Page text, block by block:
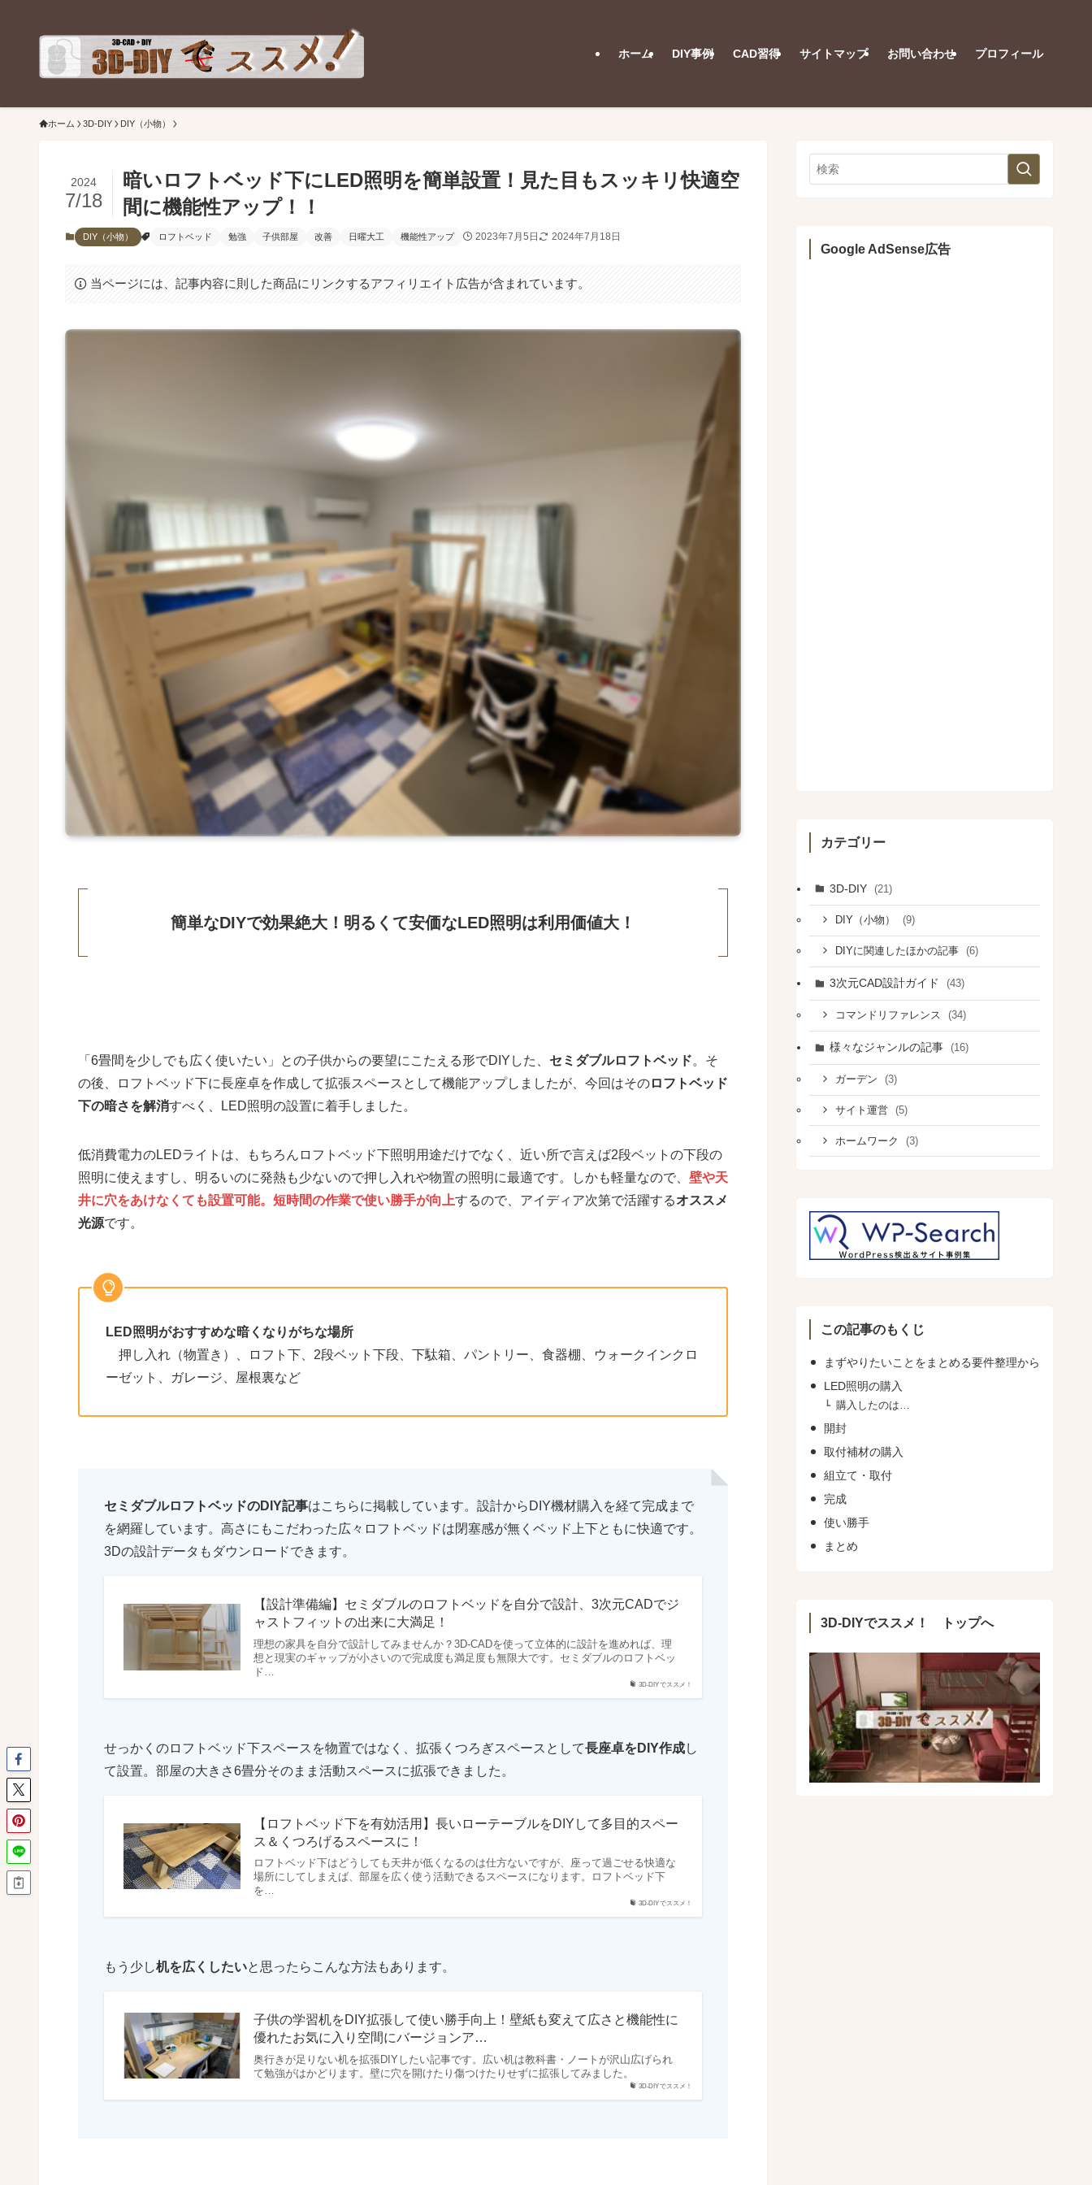
ホーム DIY事例 CAD習得 サイトマップ お問い合わせ プロフィール
ホーム 3D-DIY DIY（小物）
暗いロフトベッド下にLED照明を簡単設置！見た目もスッキリ快適空
間に機能性アップ！！
2024
7/18
DIY（小物） ロフトベッド 勉強 子供部屋 改善 日曜大工 機能性アップ 2023年7月5日 2024年7月18日
当ページには、記事内容に則した商品にリンクするアフィリエイト広告が含まれています。
簡単なDIYで効果絶大！明るくて安価なLED照明は利用価値大！
「6畳間を少しでも広く使いたい」との子供からの要望にこたえる形でDIYした、 セミダブルロフトベッド。そ
の後、ロフトベッド下に長座卓を作成して拡張スペースとして機能アップしましたが、今回はそのロフトベッド
下の暗さを解消すべく、LED照明の設置に着手しました。
低消費電力のLEDライトは、もちろんロフトベッド下照明用途だけでなく、近い所で言えば2段ベットの下段の
照明に使えますし、明るいのに発熱も少ないので押し入れや物置の照明に最適です。しかも軽量なので、 壁や天
井に穴をあけなくても設置可能。短時間の作業で使い勝手が向上するので、アイディア次第で活躍するオススメ
光源です。
LED照明がおすすめな暗くなりがちな場所
押し入れ（物置き）、ロフト下、2段ベット下段、下駄箱、パントリー、食器棚、ウォークインクロ
ーゼット、ガレージ、屋根裏など
セミダブルロフトベッドのDIY記事はこちらに掲載しています。設計からDIY機材購入を経て完成まで
を網羅しています。高さにもこだわった広々ロフトベッドは閉塞感が無くベッド上下ともに快適です。
3Dの設計データもダウンロードできます。
3D-DIYでススメ！
【設計準備編】セミダブルのロフトベッドを自分で設計、3次元CADでジ
ャストフィットの出来に大満足！
理想の家具を自分で設計してみませんか？3D-CADを使って立体的に設計を進めれば、理
想と現実のギャップが小さいので完成度も満足度も無限大です。セミダブルのロフトベッ
ド…
せっかくのロフトベッド下スペースを物置ではなく、拡張くつろぎスペースとして長座卓をDIY作成し
て設置。部屋の大きさ6畳分そのまま活動スペースに拡張できました。
3D-DIYでススメ！
【ロフトベッド下を有効活用】長いローテーブルをDIYして多目的スペー
ス＆くつろげるスペースに！
ロフトベッド下はどうしても天井が低くなるのは仕方ないですが、座って過ごせる快適な
場所にしてしまえば、部屋を広く使う活動できるスペースになります。ロフトベッド下
を…
もう少し机を広くしたいと思ったらこんな方法もあります。
3D-DIYでススメ！
子供の学習机をDIY拡張して使い勝手向上！壁紙も変えて広さと機能性に
優れたお気に入り空間にバージョンア…
奥行きが足りない机を拡張DIYしたい記事です。広い机は教科書・ノートが沢山広げられ
て勉強がはかどります。壁に穴を開けたり傷つけたりせずに拡張してみました。
Google AdSense広告
カテゴリー
3D-DIY (21)
DIY（小物） (9)
DIYに関連したほかの記事 (6)
3次元CAD設計ガイド (43)
コマンドリファレンス (34)
様々なジャンルの記事 (16)
ガーデン (3)
サイト運営 (5)
ホームワーク (3)
この記事のもくじ
まずやりたいことをまとめる要件整理から
LED照明の購入
購入したのは…
開封
取付補材の購入
組立て・取付
完成
使い勝手
まとめ
3D-DIYでススメ！ トップへ